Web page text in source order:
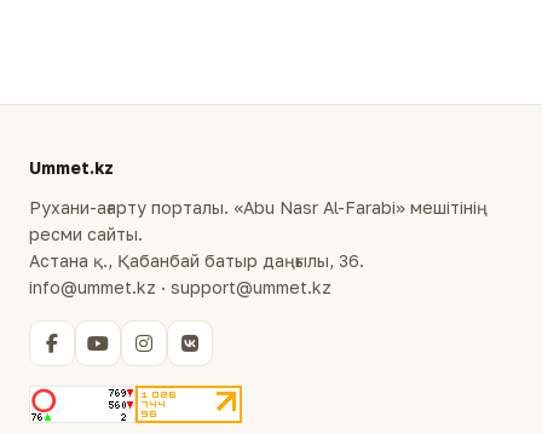
Ummet.kz
Рухани-ағарту порталы. «Abu Nasr Al-Farabi» мешітінің
ресми сайты.
Астана қ., Қабанбай батыр даңғылы, 36.
info@ummet.kz · support@ummet.kz